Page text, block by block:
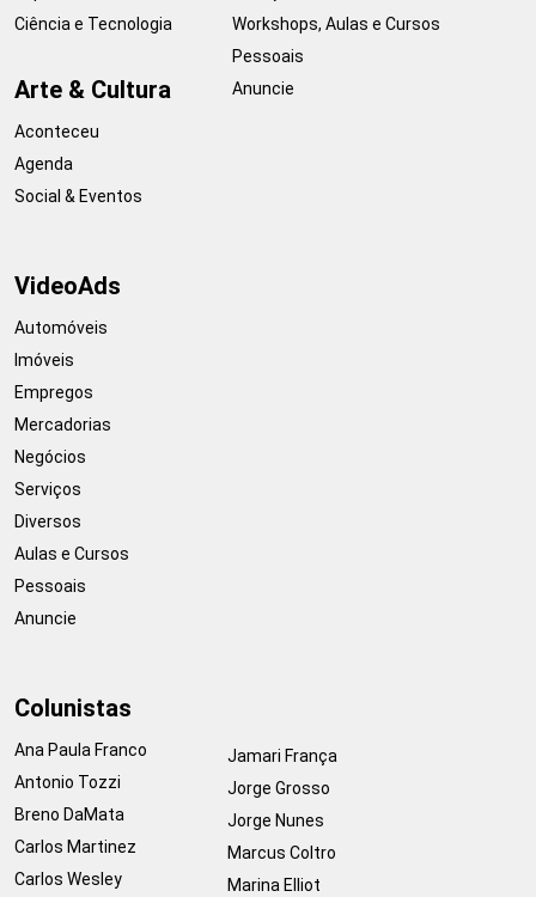
Ciência e Tecnologia
Arte & Cultura
Aconteceu
Agenda
Social & Eventos
Workshops, Aulas e Cursos
Pessoais
Anuncie
VideoAds
Automóveis
Imóveis
Empregos
Mercadorias
Negócios
Serviços
Diversos
Aulas e Cursos
Pessoais
Anuncie
Colunistas
Ana Paula Franco
Antonio Tozzi
Breno DaMata
Carlos Martinez
Carlos Wesley
Jamari França
Jorge Grosso
Jorge Nunes
Marcus Coltro
Marina Elliot